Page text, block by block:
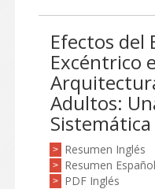
Efectos del
Excéntrico
Adultos:
Sistemática
> Resumen Inglés
> Resumen Español
> PDF Inglés